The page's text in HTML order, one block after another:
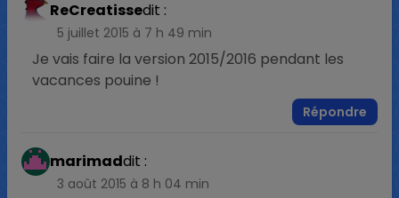
ReCreatissedit :
5 juillet 2015 à 7 h 49 min
Je vais faire la version 2015/2016 pendant les
vacances pouine !
Répondre
marimaddit :
3 août 2015 à 8 h 04 min